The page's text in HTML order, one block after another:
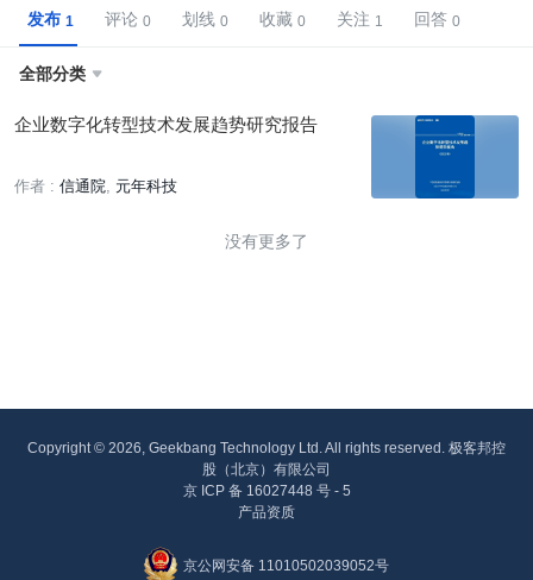
发布 评论 划线 收藏 关注 回答
全部分类 
企业数字化转型技术发展趋势研究报告
作者 : 信通院 元年科技
没有更多了
Copyright © 2026, Geekbang Technology Ltd. All rights reserved. 极客邦控
股（北京）有限公司
京 ICP 备 16027448 号 - 5
产品资质
京公网安备 11010502039052号